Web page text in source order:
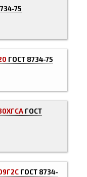
75
ГОСТ 8734-75
ГОСТ
ГОСТ 8734-